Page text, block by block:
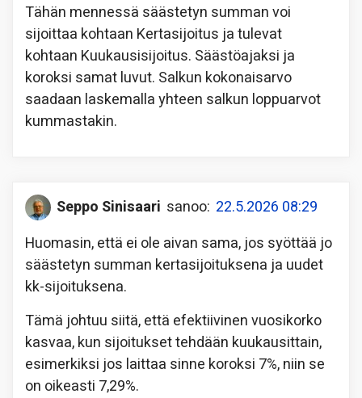
Tähän mennessä säästetyn summan voi
sijoittaa kohtaan Kertasijoitus ja tulevat
kohtaan Kuukausisijoitus. Säästöajaksi ja
koroksi samat luvut. Salkun kokonaisarvo
saadaan laskemalla yhteen salkun loppuarvot
kummastakin.
Seppo Sinisaari sanoo: 22.5.2026 08:29
Huomasin, että ei ole aivan sama, jos syöttää jo
säästetyn summan kertasijoituksena ja uudet
kk-sijoituksena.
Tämä johtuu siitä, että efektiivinen vuosikorko
kasvaa, kun sijoitukset tehdään kuukausittain,
esimerkiksi jos laittaa sinne koroksi 7%, niin se
on oikeasti 7,29%.